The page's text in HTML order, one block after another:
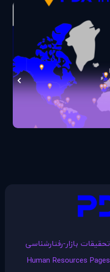
تحقیقات بازار-رفتارشناسی
Human Resources Pages